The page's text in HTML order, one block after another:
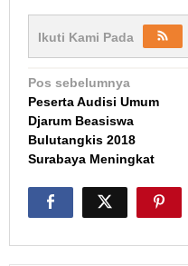
Ikuti Kami Pada
Navigasi
pos
Pos sebelumnya
Peserta Audisi Umum
Djarum Beasiswa
Bulutangkis 2018
Surabaya Meningkat